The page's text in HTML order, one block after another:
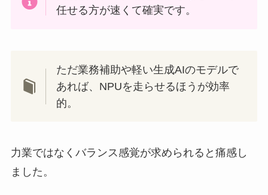
任せる方が速くて確実です。
ただ業務補助や軽い生成AIのモデルで
あれば、NPUを走らせるほうが効率
的。
力業ではなくバランス感覚が求められると痛感し
ました。